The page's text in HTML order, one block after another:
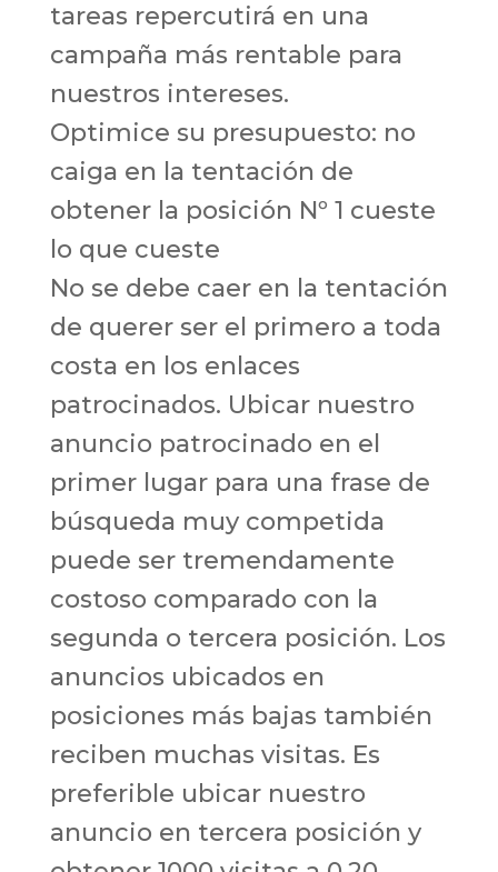
tareas repercutirá en una
campaña más rentable para
nuestros intereses.
Optimice su presupuesto: no
caiga en la tentación de
obtener la posición Nº 1 cueste
lo que cueste
No se debe caer en la tentación
de querer ser el primero a toda
costa en los enlaces
patrocinados. Ubicar nuestro
anuncio patrocinado en el
primer lugar para una frase de
búsqueda muy competida
puede ser tremendamente
costoso comparado con la
segunda o tercera posición. Los
anuncios ubicados en
posiciones más bajas también
reciben muchas visitas. Es
preferible ubicar nuestro
anuncio en tercera posición y